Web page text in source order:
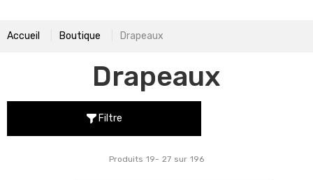
Accueil Boutique Drapeaux
Drapeaux
Filtre
Produits 19- 27 sur 196